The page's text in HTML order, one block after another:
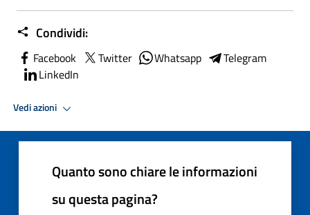
Condividi:
Facebook Twitter Whatsapp
Telegram
LinkedIn
Vedi azioni
Quanto sono chiare le informazioni
su questa pagina?